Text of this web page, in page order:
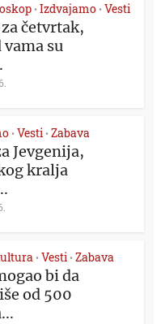
• Izdvajamo • Vesti
četvrtak,
vama su
• Vesti • Zabava
Jevgenija,
kralja
• Vesti • Zabava
bi da
od 500